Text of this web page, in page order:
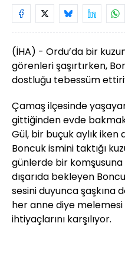
(İHA) - Ordu’da bir
görenleri şaşırtırken,
dostluğu tebessüm
Çamaş ilçesinde
gittiğinden evde
Gül, bir buçuk aylık iken
Boncuk ismini taktığı
günlerde bir
dışarıda bekleyen
sesini duyunca şaşkına
her anne diye
ihtiyaçlarını karşılıyor.